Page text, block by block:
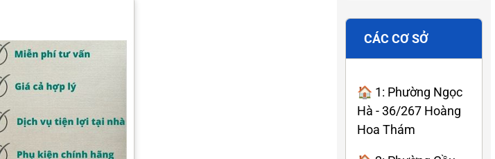
CÁC CƠ SỞ
🏠 1: Phường Ngọc
Hà - 36/267 Hoàng
Hoa Thám